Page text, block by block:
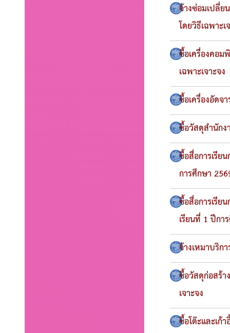
จ้างซ่อมเปลี่
โดยวิธีเฉพาะเ
ซื้อเครื่องคอ
เฉพาะเจาะจง
ซื้อเครื่องอัดจ
ซื้อวัสดุสำนักง
ซื้อสื่อการเรีย
การศึกษา
ซื้อสื่อการเรี
เรียนที่ 1 ปีกา
จ้างเหมาบริก
ซื้อวัสดุก่อสร้า
เจาะจง
ซื้อโต๊ะและเก้